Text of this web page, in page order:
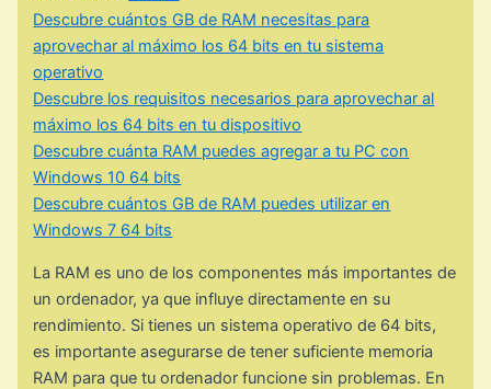
Descubre cuántos GB de RAM necesitas para
aprovechar al máximo los 64 bits en tu sistema
operativo
Descubre los requisitos necesarios para aprovechar al
máximo los 64 bits en tu dispositivo
Descubre cuánta RAM puedes agregar a tu PC con
Windows 10 64 bits
Descubre cuántos GB de RAM puedes utilizar en
Windows 7 64 bits
La RAM es uno de los componentes más importantes de
un ordenador, ya que influye directamente en su
rendimiento. Si tienes un sistema operativo de 64 bits,
es importante asegurarse de tener suficiente memoria
RAM para que tu ordenador funcione sin problemas. En